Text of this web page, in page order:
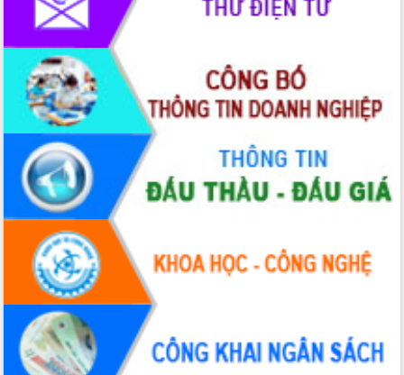
trưởng đạt 5,86% trong năm 2026
UBND tỉnh Đắk Lắk triển khai công tác
quốc phòng, quân sự địa phương năm
2026
Đắk Lắk tập trung toàn lực khắc phục
tồn tại IUU, sẵn sàng làm việc với
Đoàn thanh tra EC
Chủ tịch UBND tỉnh Tạ Anh Tuấn thăm,
chúc mừng các bệnh viện nhân Ngày
Thầy thuốc Việt Nam
Rộn ràng lễ hội truyền thống Sông
nước Đà Nông lần thứ I năm 2026
Kỳ họp Chuyên đề lần thứ Năm, HĐND
tỉnh Đắk Lắk thông qua các nghị quyết
quan trọng
Thống nhất danh sách giới thiệu ứng
cử đại biểu Quốc hội khoá XVI và đại
biểu HĐND tỉnh Đắk Lắk, nhiệm kỳ
2026-2031